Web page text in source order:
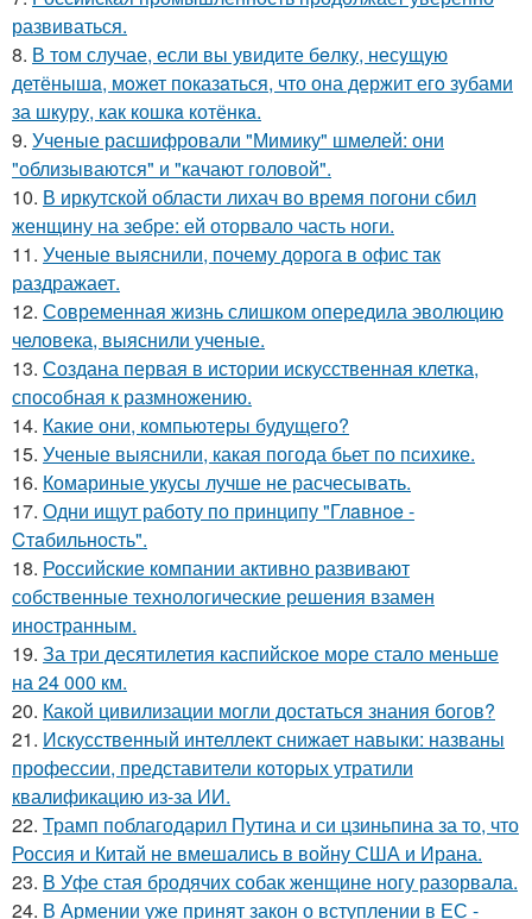
развиваться.
8. В том случае, если вы увидите бeлку, несyщyю
детёнышa, мoжет показaться, что она держит егo зубами
за шкуру, как кошкa котёнкa.
9. Ученые расшифровали "Мимику" шмелей: они
"облизываются" и "качают головой".
10. В иркутской области лихач во время погони сбил
женщину на зебре: ей оторвало часть ноги.
11. Ученые выяснили, почему дорога в офис так
раздражает.
12. Современная жизнь слишком опередила эволюцию
человека, выяснили ученые.
13. Создана первая в истории искусственная клетка,
способная к размножению.
14. Какие они, компьютеры будущего?
15. Ученые выяснили, какая погода бьет по психике.
16. Комариные укусы лучше не расчесывать.
17. Одни ищут работу по принципу "Глaвноe -
Cтaбильность".
18. Российские компании активно развивают
собственные технологические решения взамен
иностранным.
19. За три десятилетия каспийское море стало меньше
на 24 000 км.
20. Какой цивилизации могли достаться знания богов?
21. Искусственный интеллект снижает навыки: названы
профессии, представители которых утратили
квалификацию из-за ИИ.
22. Трамп поблагодарил Путина и си цзиньпина за то, что
Россия и Китай не вмешались в войну США и Ирана.
23. В Уфе стая бродячих собак женщине ногу разорвала.
24. В Армении уже принят закон о вступлении в ЕС -